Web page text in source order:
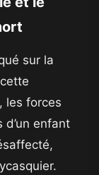
sur la
les forces
d’un enfant